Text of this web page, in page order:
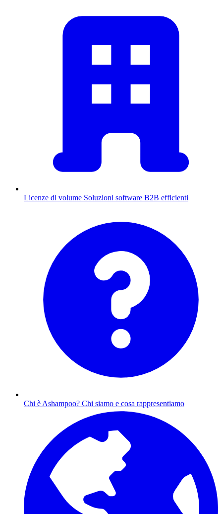
Licenze di volume Soluzioni software B2B efficienti
Chi è Ashampoo? Chi siamo e cosa rappresentiamo